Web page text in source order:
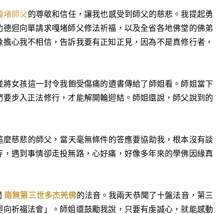
堵師父的尊敬和信任，讓我也感受到師父的慈悲。我提起勇
迴向單請求嘎堵師父修法祈福，以及全省各地佛堂的佛弟
心我不相信，告訴我要有正知正見，因為不是真修行者，
孩這一封令我飽受傷痛的遺書傳給了師姐看。師姐當下
步入正法修行，才能解開輪迴結。師姐還說，師父說到的
悲的師父，當天毫無條件的答應要協助我，根本沒有談
遇到事情卻走投無路，心好痛，好像多年來的學佛因緣真
南無第三世多杰羌佛的法音。我兩天恭聞了十盤法音，第三
祈福法會」。師姐還鼓勵我說，只要有虔誠心，就能感動